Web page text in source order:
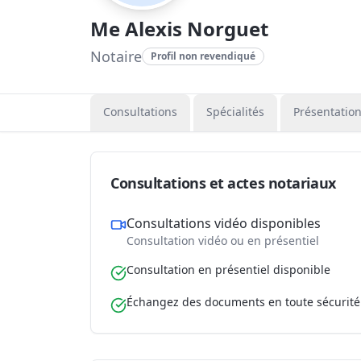
Me Alexis Norguet
Notaire Profil non revendiqué
Consultations Spécialités Présentation
Consultations et actes notariaux
Consultations vidéo disponibles
Consultation vidéo ou en présentiel
Consultation en présentiel disponible
Échangez des documents en toute sécurité